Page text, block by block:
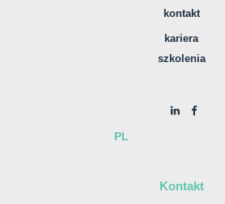
kontakt
kariera
szkolenia
PL
Kontakt